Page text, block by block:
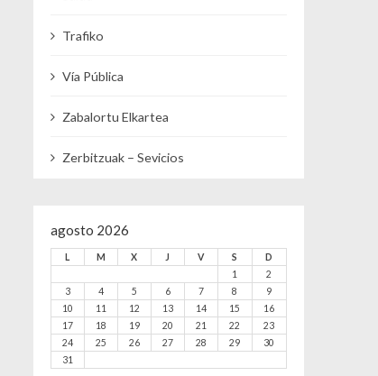
Trafiko
Vía Pública
Zabalortu Elkartea
Zerbitzuak – Sevicios
agosto 2026
L M X J V S
D
1
2
3
4 5 6 7 8
9
10
11 12 13 14 15
16
17
18 19 20 21 22
23
24
25 26 27 28 29
30
31